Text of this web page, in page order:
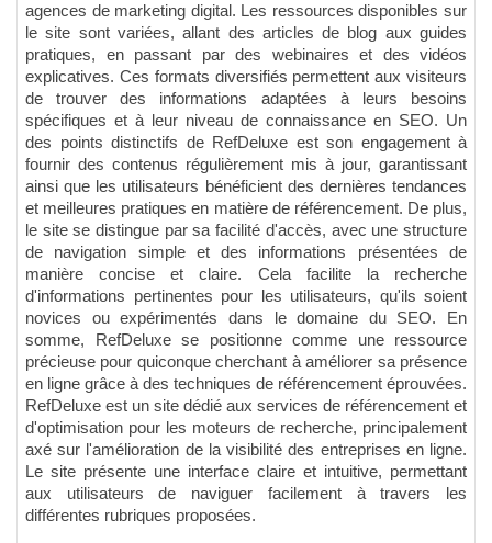
agences de marketing digital. Les ressources disponibles sur
le site sont variées, allant des articles de blog aux guides
pratiques, en passant par des webinaires et des vidéos
explicatives. Ces formats diversifiés permettent aux visiteurs
de trouver des informations adaptées à leurs besoins
spécifiques et à leur niveau de connaissance en SEO. Un
des points distinctifs de RefDeluxe est son engagement à
fournir des contenus régulièrement mis à jour, garantissant
ainsi que les utilisateurs bénéficient des dernières tendances
et meilleures pratiques en matière de référencement. De plus,
le site se distingue par sa facilité d'accès, avec une structure
de navigation simple et des informations présentées de
manière concise et claire. Cela facilite la recherche
d'informations pertinentes pour les utilisateurs, qu'ils soient
novices ou expérimentés dans le domaine du SEO. En
somme, RefDeluxe se positionne comme une ressource
précieuse pour quiconque cherchant à améliorer sa présence
en ligne grâce à des techniques de référencement éprouvées.
RefDeluxe est un site dédié aux services de référencement et
d'optimisation pour les moteurs de recherche, principalement
axé sur l'amélioration de la visibilité des entreprises en ligne.
Le site présente une interface claire et intuitive, permettant
aux utilisateurs de naviguer facilement à travers les
différentes rubriques proposées.